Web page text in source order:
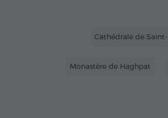
Cathédrale de
Monastère de Haghpat